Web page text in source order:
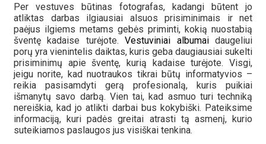
Per vestuves būtinas fotografas, kadangi būtent jo
atliktas darbas ilgiausiai alsuos prisiminimais ir net
paėjus ilgiems metams gebės priminti, kokią nuostabią
šventę kadaise turėjote.Vestuviniai albumaidaugeliui
porų yra vienintelis daiktas, kuris geba daugiausiai sukelti
prisiminimų apie šventę, kurią kadaise turėjote. Visgi,
jeigu norite, kad nuotraukos tikrai būtų informatyvios –
reikia pasisamdyti gerą profesionalą, kuris puikiai
išmanytų savo darbą. Vien tai, kad asmuo turi techniką
nereiškia, kad jo atlikti darbai bus kokybiški. Pateiksime
informaciją, kuri padės greitai atrasti tą asmenį, kurio
suteikiamos paslaugos jus visiškai tenkina.